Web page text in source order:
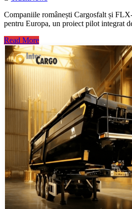
Companiile românești Cargosfalt și
pentru Europa, un proiect pilot integrat
Read More